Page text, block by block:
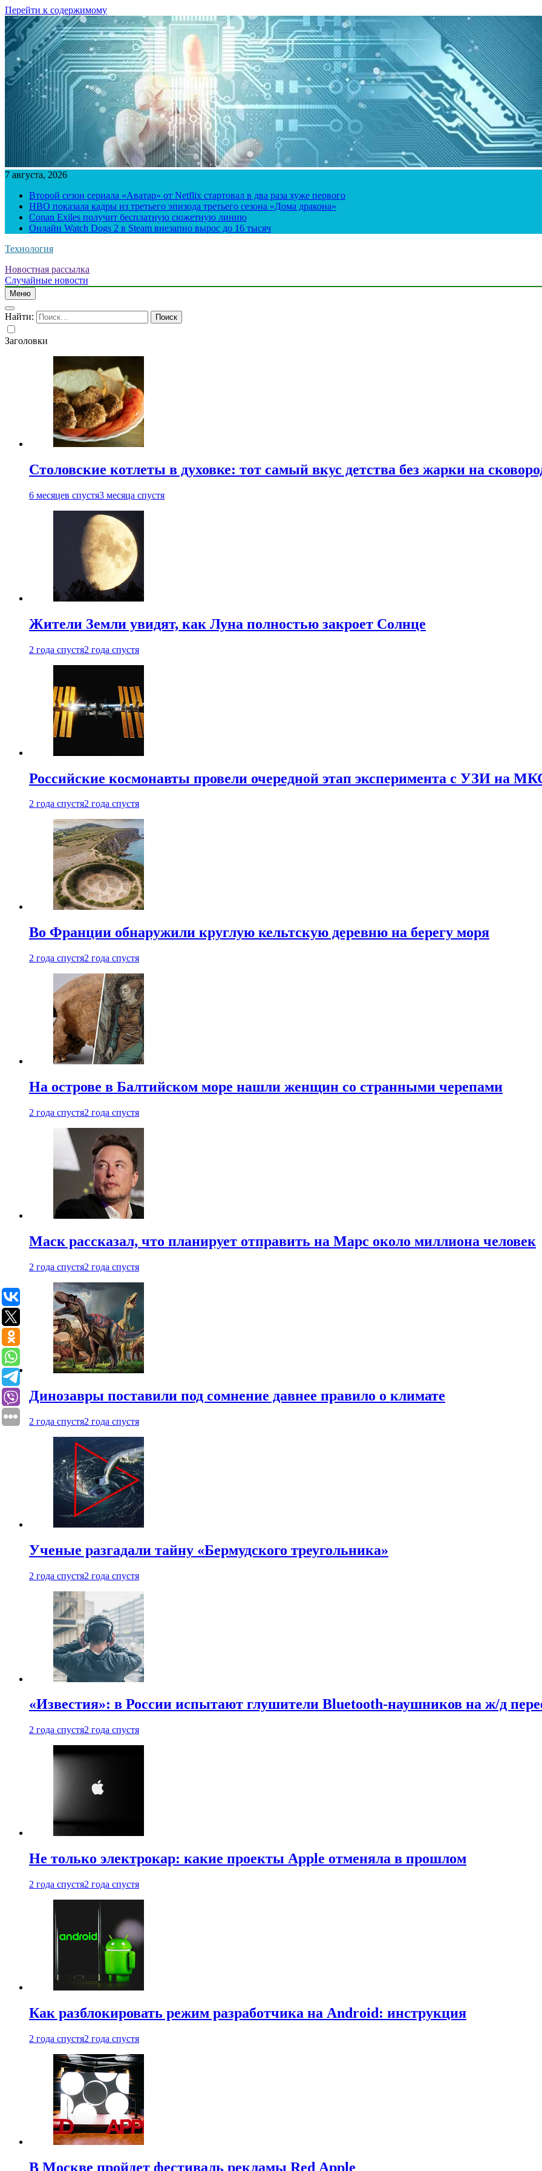
Перейти к содержимому
7 августа, 2026
Второй сезон сериала «Аватар» от Netflix стартовал в два раза хуже первого
HBO показала кадры из третьего эпизода третьего сезона «Дома дракона»
Conan Exiles получит бесплатную сюжетную линию
Онлайн Watch Dogs 2 в Steam внезапно вырос до 16 тысяч
Технология
Новостная рассылка
Случайные новости
Меню
Найти:
Заголовки
Столовские котлеты в духовке: тот самый вкус детства без жарки на
6 месяцев спустя3 месяца спустя
Жители Земли увидят, как Луна полностью закроет Солнце
2 года спустя2 года спустя
Российские космонавты провели очередной этап эксперимента с УЗИ на
2 года спустя2 года спустя
Во Франции обнаружили круглую кельтскую деревню на берегу моря
2 года спустя2 года спустя
На острове в Балтийском море нашли женщин со странными черепами
2 года спустя2 года спустя
Маск рассказал, что планирует отправить на Марс около миллиона человек
2 года спустя2 года спустя
Динозавры поставили под сомнение давнее правило о климате
2 года спустя2 года спустя
Ученые разгадали тайну «Бермудского треугольника»
2 года спустя2 года спустя
«Известия»: в России испытают глушители Bluetooth-наушников на ж/д
2 года спустя2 года спустя
Не только электрокар: какие проекты Apple отменяла в прошлом
2 года спустя2 года спустя
Как разблокировать режим разработчика на Android: инструкция
2 года спустя2 года спустя
В Москве пройдет фестиваль рекламы Red Apple